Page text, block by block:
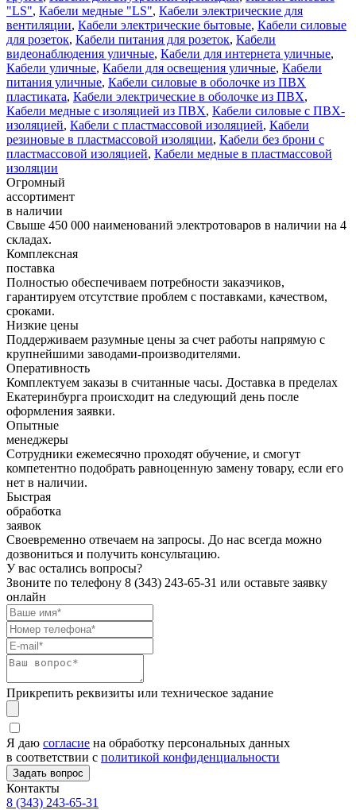
"LS", Кабели медные "LS", Кабели электрические для
вентиляции, Кабели электрические бытовые, Кабели силовые
для розеток, Кабели питания для розеток, Кабели
видеонаблюдения уличные, Кабели для интернета уличные,
Кабели уличные, Кабели для освещения уличные, Кабели
питания уличные, Кабели силовые в оболочке из ПВХ
пластиката, Кабели электрические в оболочке из ПВХ,
Кабели медные с изоляцией из ПВХ, Кабели силовые с ПВХ-
изоляцией, Кабели с пластмассовой изоляцией, Кабели
резиновые в пластмассовой изоляции, Кабели без брони с
пластмассовой изоляцией, Кабели медные в пластмассовой
изоляции
Огромный
ассортимент
в наличии
Свыше 450 000 наименований электротоваров в наличии на 4
складах.
Комплексная
поставка
Полностью обеспечиваем потребности заказчиков,
гарантируем отсутствие проблем с поставками, качеством,
сроками.
Низкие цены
Поддерживаем разумные цены за счет работы напрямую с
крупнейшими заводами-производителями.
Оперативность
Комплектуем заказы в считанные часы. Доставка в пределах
Екатеринбурга происходит на следующий день после
оформления заявки.
Опытные
менеджеры
Сотрудники ежемесячно проходят обучение, и смогут
компетентно подобрать равноценную замену товару, если его
нет в наличии.
Быстрая
обработка
заявок
Своевременно отвечаем на запросы. До нас всегда можно
дозвониться и получить консультацию.
У вас остались вопросы?
Звоните по телефону 8 (343) 243-65-31 или оставьте заявку
онлайн
Прикрепить реквизиты или техническое задание
Я даю согласие на обработку персональных данных
в соответствии с политикой конфиденциальности
Контакты
8 (343) 243-65-31